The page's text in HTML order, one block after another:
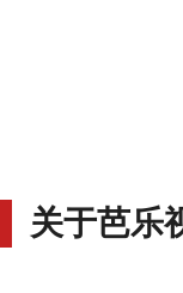
关于芭乐